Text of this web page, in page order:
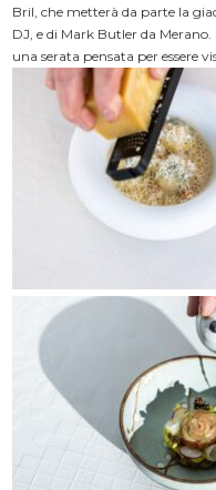
Bril, che metterà da parte la
DJ, e di Mark Butler da
una serata pensata per essere